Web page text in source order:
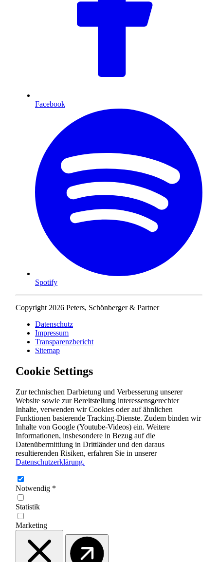
Facebook
Spotify
Copyright 2026 Peters, Schönberger & Partner
Datenschutz
Impressum
Transparenzbericht
Sitemap
Cookie Settings
Zur technischen Darbietung und Verbesserung unserer
Website sowie zur Bereitstellung interessensgerechter
Inhalte, verwenden wir Cookies oder auf ähnlichen
Funktionen basierende Tracking-Dienste. Zudem binden wir
Inhalte von Google (Youtube-Videos) ein. Weitere
Informationen, insbesondere in Bezug auf die
Datenübermittlung in Drittländer und den daraus
resultierenden Risiken, erfahren Sie in unserer
Datenschutzerklärung.
Notwendig *
Statistik
Marketing